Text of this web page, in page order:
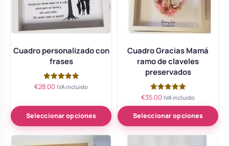
Cuadro personalizado con
frases
Valorado
€28.00 IVA incluido
Seleccionar opciones
Cuadro Gracias Mamá
ramo de claveles
preservados
Valorado
de 5
€35.00 IVA incluido
Seleccionar opciones